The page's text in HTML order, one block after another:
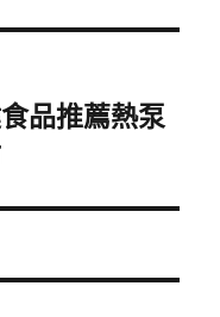
品推薦熱泵